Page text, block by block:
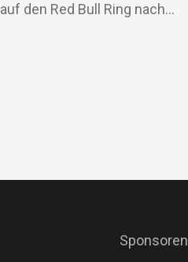
auf den Red Bull Ring nach...
Sponsoren